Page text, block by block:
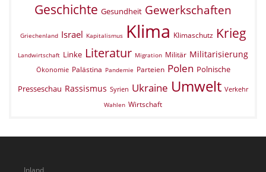
Geschichte Gesundheit Gewerkschaften
Griechenland Israel Kapitalismus Klima Klimaschutz Krieg
Landwirtschaft Linke Literatur Migration Militär Militarisierung
Ökonomie Palästina Pandemie Parteien Polen Polnische
Presseschau Rassismus Syrien Ukraine Umwelt Verkehr
Wahlen Wirtschaft
Inland